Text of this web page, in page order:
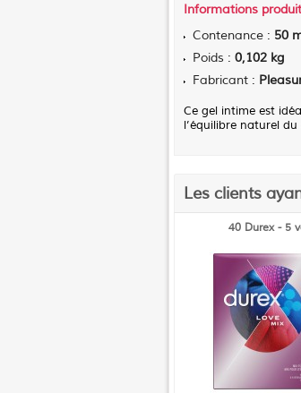
Informations produit
Contenance : 50
Poids : 0,102 kg
Fabricant :
Ce gel intime est
l’équilibre naturel du
Les clients
40 Durex - 5